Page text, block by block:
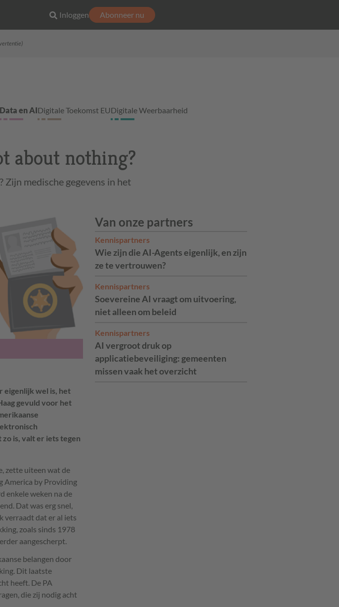
Inloggen Abonneer nu
Data en AIDigitale Toekomst EUDigitale Weerbaarheid
about nothing?
medische gegevens in het
Van onze partners
Kennispartners
Wie zijn die AI-Agents eigenlijk, en zijn
ze te vertrouwen?
Kennispartners
Soevereine AI vraagt om uitvoering,
niet alleen om beleid
Kennispartners
AI vergroot druk op
applicatiebeveiliging: gemeenten
missen vaak het overzicht
eigenlijk wel is, het
gevuld voor het
is, valt er iets tegen
zette uiteen wat de
America by Providing
enkele weken na de
Dat was erg snel,
verraadt dat er al iets
zoals sinds 1978
aangescherpt.
belangen door
Dit laatste
heeft. De PA
die zij nodig acht